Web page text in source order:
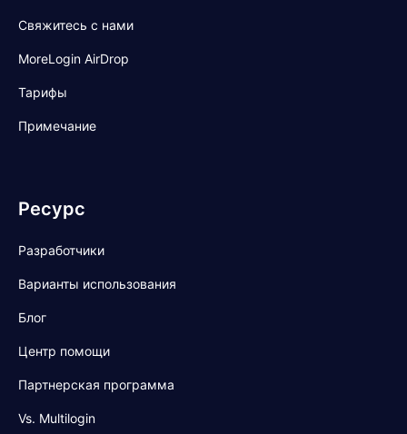
Свяжитесь с нами
MoreLogin AirDrop
Тарифы
Примечание
Ресурс
Разработчики
Варианты использования
Блог
Центр помощи
Партнерская программа
Vs. Multilogin